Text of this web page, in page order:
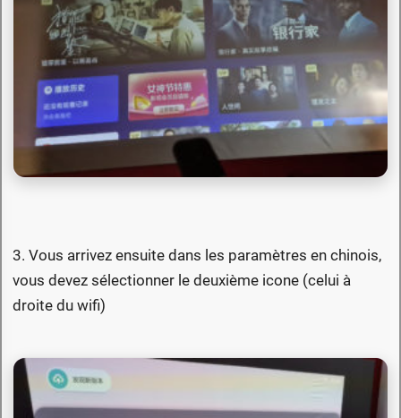
3. Vous arrivez ensuite dans les paramètres en chinois,
vous devez sélectionner le deuxième icone (celui à
droite du wifi)